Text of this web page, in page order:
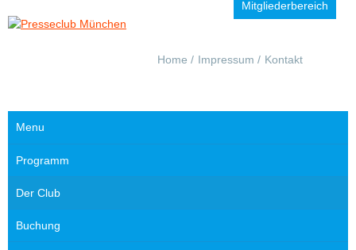
Mitgliederbereich
Navigation
Home Impressum Kontakt
Menu
überspringen
Programm
Der Club
Buchung